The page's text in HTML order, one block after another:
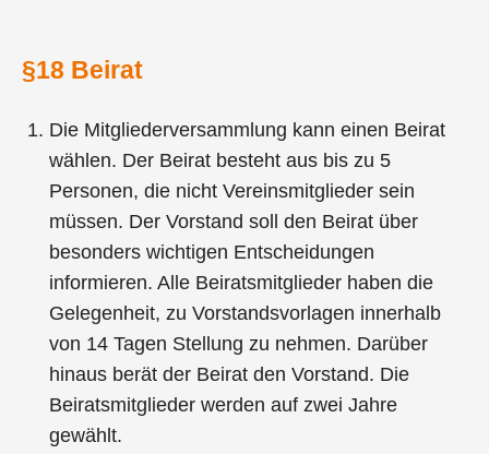
§18 Beirat
Die Mitgliederversammlung kann einen Beirat
wählen. Der Beirat besteht aus bis zu 5
Personen, die nicht Vereinsmitglieder sein
müssen. Der Vorstand soll den Beirat über
besonders wichtigen Entscheidungen
informieren. Alle Beiratsmitglieder haben die
Gelegenheit, zu Vorstandsvorlagen innerhalb
von 14 Tagen Stellung zu nehmen. Darüber
hinaus berät der Beirat den Vorstand. Die
Beiratsmitglieder werden auf zwei Jahre
gewählt.